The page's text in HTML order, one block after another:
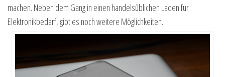
machen. Neben dem Gang in einen handelsüblichen Laden für
Elektronikbedarf, gibt es noch weitere Möglichkeiten.